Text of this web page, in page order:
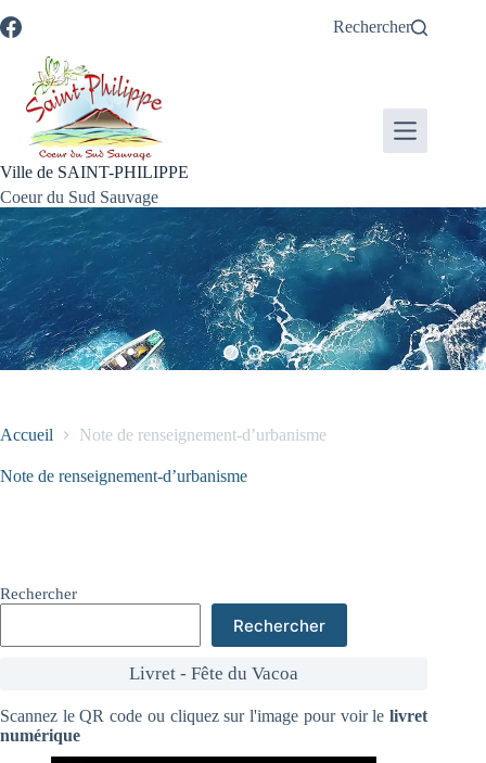
au
au
à
recherche
au
Rechercher
Ville de SAINT-PHILIPPE
Coeur du Sud Sauvage
Accueil Note de renseignement-d’urbanisme
Note de renseignement-d’urbanisme
Rechercher
Rechercher
Livret - Fête du Vacoa
Scannez le QR code ou cliquez sur l'image pour voir lelivret
numérique